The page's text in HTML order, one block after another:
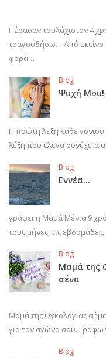
Πέρασαν τουλάχιστον 4
τραγουδήσω… Από εκείνο
φορά…
Blog
Ψυχή Μου!
Η πρώτη λέξη κάθε
λέξη που έλεγα συνέχεια
Blog
Εννέα…
γράφει η Μαμά Μένια 9
τους μήνες, τις
Blog
Μαμά της
σένα
Μαμά της Ογκολογίας
για τον αγώνα σου. Γράφω
Blog